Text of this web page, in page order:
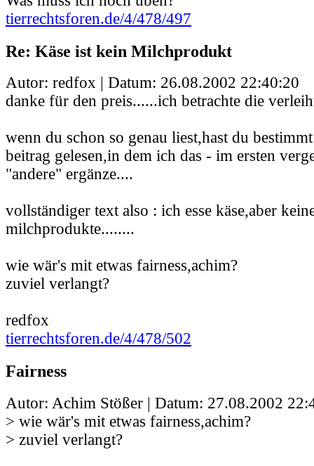
tierrechtsforen.de/4/478/497
Re: Käse ist kein Milchprodukt
Autor: redfox | Datum: 26.08.2002 22:40:20
danke für den preis......ich betrachte die
wenn du schon so genau liest,hast du
beitrag gelesen,in dem ich das - im ersten
"andere" ergänze....
vollständiger text also : ich esse käse,aber
milchprodukte........
wie wär's mit etwas fairness,achim?
zuviel verlangt?
redfox
tierrechtsforen.de/4/478/502
Fairness
Autor: Achim Stößer | Datum: 27.08.2002
> wie wär's mit etwas fairness,achim?
> zuviel verlangt?